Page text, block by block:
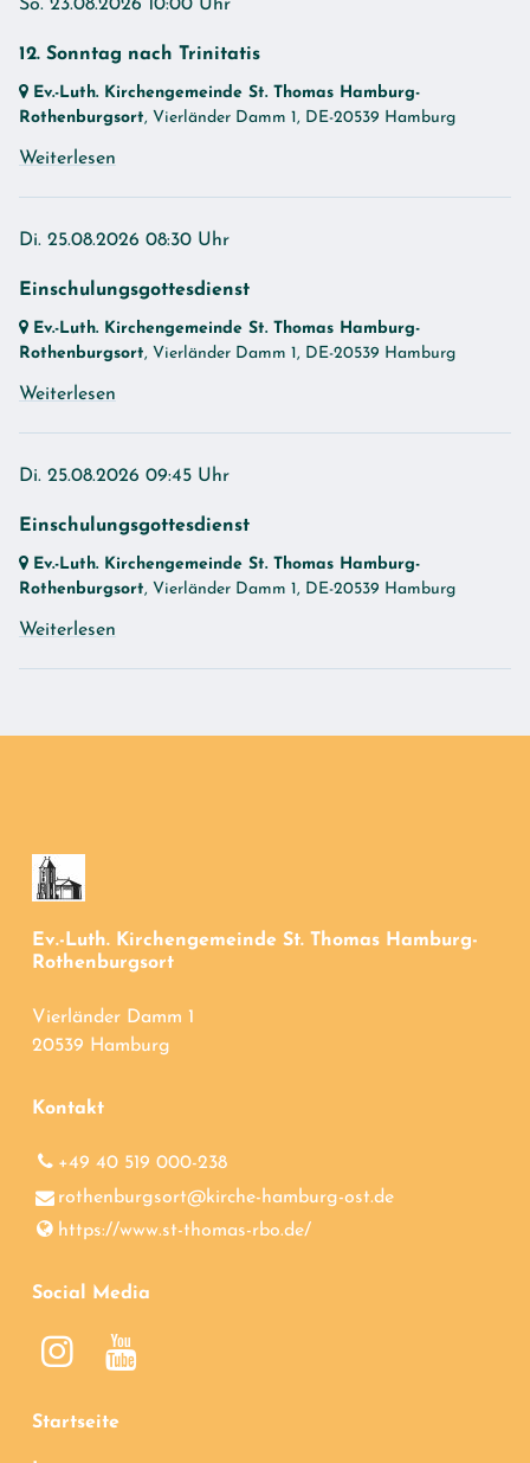
So. 23.08.2026 10:00 Uhr
12. Sonntag nach Trinitatis
Ev.-Luth. Kirchengemeinde St. Thomas Hamburg-
Rothenburgsort, Vierländer Damm 1, DE-20539 Hamburg
Weiterlesen
Di. 25.08.2026 08:30 Uhr
Einschulungsgottesdienst
Ev.-Luth. Kirchengemeinde St. Thomas Hamburg-
Rothenburgsort, Vierländer Damm 1, DE-20539 Hamburg
Weiterlesen
Di. 25.08.2026 09:45 Uhr
Einschulungsgottesdienst
Ev.-Luth. Kirchengemeinde St. Thomas Hamburg-
Rothenburgsort, Vierländer Damm 1, DE-20539 Hamburg
Weiterlesen
Ev.-Luth. Kirchengemeinde St. Thomas Hamburg-
Rothenburgsort
Vierländer Damm 1
20539 Hamburg
Kontakt
+49 40 519 000-238
rothenburgsort@​kirche-hamburg-ost.​de
https://www.​st-thomas-rbo.​de/
Social Media
Startseite